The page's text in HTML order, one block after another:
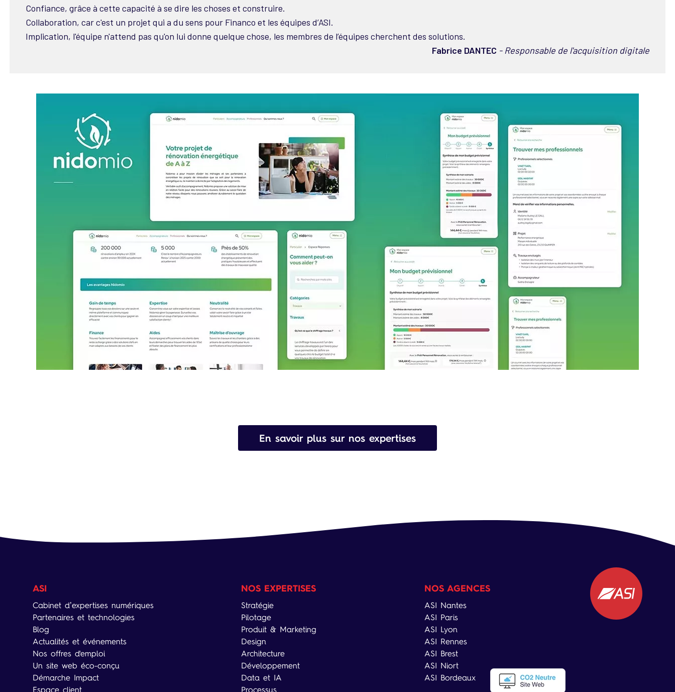
Confiance, grâce à cette capacité à se dire les choses et construire.
Collaboration, car c'est un projet qui a du sens pour Financo et les équipes d’ASI.
Implication, l'équipe n'attend pas qu'on lui donne quelque chose, les membres de l’équipes cherchent des solutions.
Fabrice DANTEC - Responsable de l'acquisition digitale
En savoir plus sur nos expertises
ASI
Cabinet d’expertises numériques
Partenaires et technologies
Blog
Actualités et événements
Nos offres d'emploi
Un site web éco-conçu
Démarche Impact
Espace client
NOS EXPERTISES
Stratégie
Pilotage
Produit & Marketing
Design
Architecture
Développement
Data et IA
Processus
NOS AGENCES
ASI Nantes
ASI Paris
ASI Lyon
ASI Rennes
ASI Brest
ASI Niort
ASI Bordeaux